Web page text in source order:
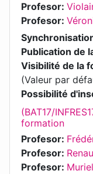
Profesor:
Profesor:
Publication de
Visibilité de la
(Valeur par
Possibilité
(BAT17/
formation
Profesor:
Profesor:
Profesor: